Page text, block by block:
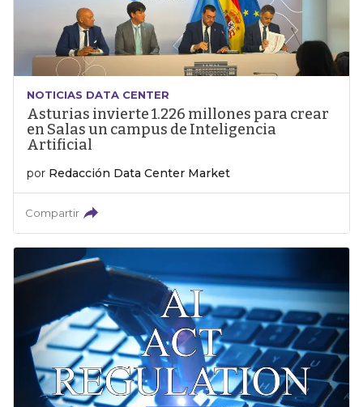
NOTICIAS DATA CENTER
Asturias invierte 1.226 millones para crear
en Salas un campus de Inteligencia
Artificial
por Redacción Data Center Market
Compartir